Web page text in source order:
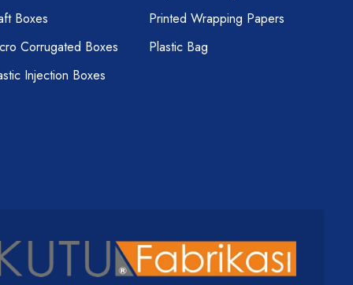
Boxes
Corrugated Boxes
Injection Boxes
Printed Wrapping Papers
Plastic Bag